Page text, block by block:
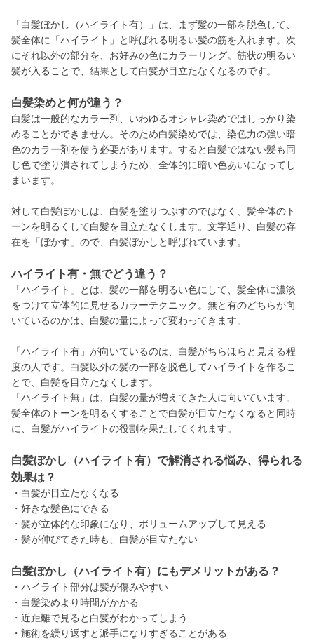
「白髪ぼかし（ハイライト有）」は、まず髪の一部を脱色して、
髪全体に「ハイライト」と呼ばれる明るい髪の筋を入れます。次
にそれ以外の部分を、お好みの色にカラーリング。筋状の明るい
髪が入ることで、結果として白髪が目立たなくなるのです。
白髪染めと何が違う？
白髪は一般的なカラー剤、いわゆるオシャレ染めではしっかり染
めることができません。そのため白髪染めでは、染色力の強い暗
色のカラー剤を使う必要があります。すると白髪ではない髪も同
じ色で塗り潰されてしまうため、全体的に暗い色あいになってし
まいます。
対して白髪ぼかしは、白髪を塗りつぶすのではなく、髪全体のト
ーンを明るくして白髪を目立たなくします。文字通り、白髪の存
在を「ぼかす」ので、白髪ぼかしと呼ばれています。
ハイライト有・無でどう違う？
「ハイライト」とは、髪の一部を明るい色にして、髪全体に濃淡
をつけて立体的に見せるカラーテクニック。無と有のどちらが向
いているのかは、白髪の量によって変わってきます。
「ハイライト有」が向いているのは、白髪がちらほらと見える程
度の人です。白髪以外の髪の一部を脱色してハイライトを作るこ
とで、白髪を目立たなくします。
「ハイライト無」は、白髪の量が増えてきた人に向いています。
髪全体のトーンを明るくすることで白髪が目立たなくなると同時
に、白髪がハイライトの役割を果たしてくれます。
白髪ぼかし（ハイライト有）で解消される悩み、得られる
効果は？
・白髪が目立たなくなる
・好きな髪色にできる
・髪が立体的な印象になり、ボリュームアップして見える
・髪が伸びてきた時も、白髪が目立たない
白髪ぼかし（ハイライト有）にもデメリットがある？
・ハイライト部分は髪が傷みやすい
・白髪染めより時間がかかる
・近距離で見ると白髪がわかってしまう
・施術を繰り返すと派手になりすぎることがある